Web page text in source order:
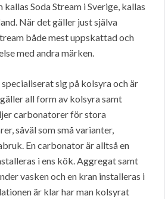
Soda Stream i Sverige, kallas
När det gäller just själva
både mest uppskattad och
med andra märken.
specialiserat sig på kolsyra och är
all form av kolsyra samt
carbonatorer för stora
såväl som små varianter,
En carbonator är alltså en
i ens kök. Aggregat samt
vasken och en kran installeras i
är klar har man kolsyrat